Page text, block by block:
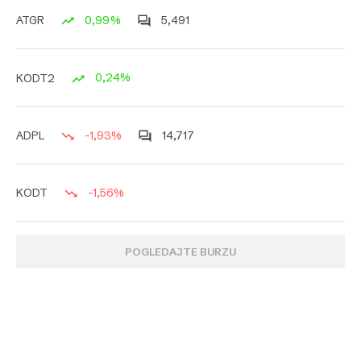
ATGR 0,99% 5,491
KODT2 0,24%
ADPL -1,93% 14,717
KODT -1,56%
POGLEDAJTE BURZU